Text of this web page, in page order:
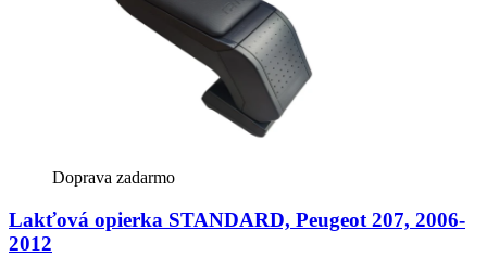
Doprava zadarmo
Lakťová opierka STANDARD, Peugeot 207, 2006-
2012